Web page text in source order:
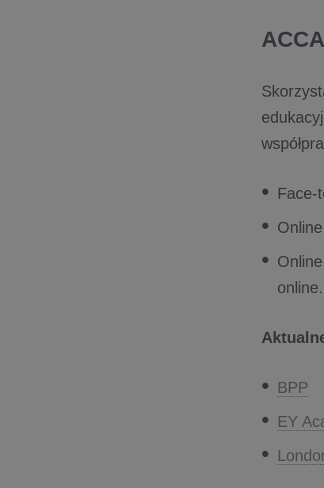
Face-
online.
BPP
EY